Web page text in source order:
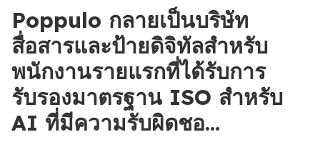
Poppulo กลายเป็นบริษัท
สื่อสารและป้ายดิจิทัลสำหรับ
พนักงานรายแรกที่ได้รับการ
รับรองมาตรฐาน ISO สำหรับ
AI ที่มีความรับผิดชอ…